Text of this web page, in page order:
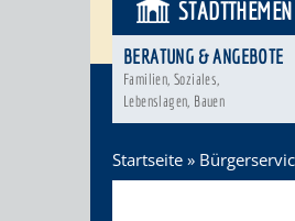
STADTTHEMEN
BERATUNG & ANGEBOTE
Familien, Soziales,
Lebenslagen, Bauen
Startseite »